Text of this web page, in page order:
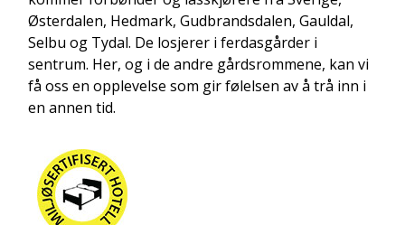
Østerdalen, Hedmark, Gudbrandsdalen, Gauldal,
Selbu og Tydal. De losjerer i ferdasgårder i
sentrum. Her, og i de andre gårdsrommene, kan vi
få oss en opplevelse som gir følelsen av å trå inn i
en annen tid.